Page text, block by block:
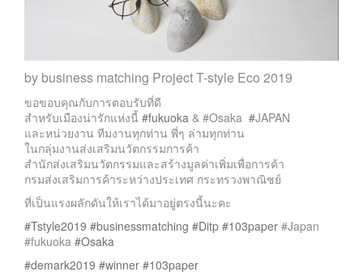
by business matching Project T-style Eco 2019
ขอขอบคุณกับการตอบรับที่ดี
สำหรับเมืองน่ารักแห่งนี้ #fukuoka & #Osaka #JAPAN
และหน่วยงาน ทีมงานทุกท่าน พี่ๆ ล่ามทุกท่าน
ในกลุ่มงานส่งเสริมนวัตกรรมการค้า
สำนักส่งเสริมนวัตกรรมและสร้างมูลค่าเพิ่มเพื่อการค้า
กรมส่งเสริมการค้าระหว่างประเทศ กระทรวงพาณิชย์
ที่เป็นแรงผลักดันให้เราได้มาอยู่ตรงนี้นะคะ
#Tstyle2019 #businessmatching #Ditp #103paper #Japan
#fukuoka #Osaka
#demark2019 #winner #103paper